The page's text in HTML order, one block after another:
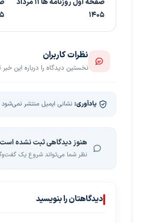
1405
نظرات کاربران
نخستین دیدگاه را درباره این
یادآوری: نشانی ایمیل منتشر نمی‌شود
هنوز دیدگاهی ثبت نشده است
نظر شما می‌تواند شروع یک
دیدگاهتان را بنویسید